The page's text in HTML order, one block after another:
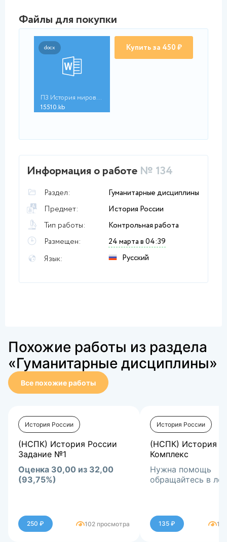
Файлы для покупки
docx
ПЗ История мировых ц...
15510.kb
Купить за 450 ₽
Информация о работе № 134
Раздел:
Гуманитарные дисциплины
Предмет:
История России
Тип работы:
Контрольная работа
Размещен:
24 марта в 04:39
Язык:
Русский
Похожие работы из раздела
«Гуманитарные дисциплины»
Все похожие работы
История России
(НСПК) История России
Задание №1
Оценка 30,00 из 32,00
(93,75%)
250 ₽ 102 просмотра
История России
(НСПК) История
Комплекс
Нужна помощь
обращайтесь в лс
135 ₽